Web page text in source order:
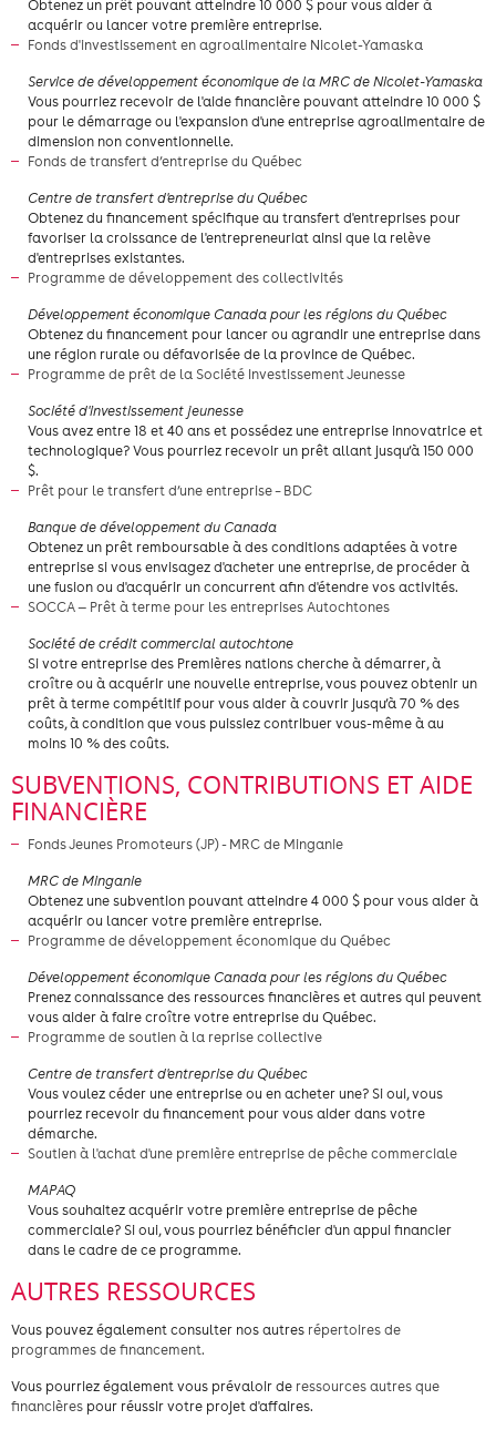
Obtenez un prêt pouvant atteindre 10 000 $ pour vous aider à
acquérir ou lancer votre première entreprise.
Fonds d'investissement en agroalimentaire Nicolet-Yamaska
Service de développement économique de la MRC de Nicolet-Yamaska
Vous pourriez recevoir de l'aide financière pouvant atteindre 10 000 $
pour le démarrage ou l'expansion d'une entreprise agroalimentaire de
dimension non conventionnelle.
Fonds de transfert d’entreprise du Québec
Centre de transfert d'entreprise du Québec
Obtenez du financement spécifique au transfert d'entreprises pour
favoriser la croissance de l'entrepreneuriat ainsi que la relève
d'entreprises existantes.
Programme de développement des collectivités
Développement économique Canada pour les régions du Québec
Obtenez du financement pour lancer ou agrandir une entreprise dans
une région rurale ou défavorisée de la province de Québec.
Programme de prêt de la Société Investissement Jeunesse
Société d'investissement jeunesse
​Vous avez entre 18 et 40 ans et possédez une entreprise innovatrice et
technologique? Vous pourriez recevoir un prêt allant jusqu’à 150 000
$.
Prêt pour le transfert d’une entreprise – BDC
Banque de développement du Canada
Obtenez un prêt remboursable à des conditions adaptées à votre
entreprise si vous envisagez d'acheter une entreprise, de procéder à
une fusion ou d'acquérir un concurrent afin d'étendre vos activités.
SOCCA — Prêt à terme pour les entreprises Autochtones
Société de crédit commercial autochtone
Si votre entreprise des Premières nations cherche à démarrer, à
croître ou à acquérir une nouvelle entreprise, vous pouvez obtenir un
prêt à terme compétitif pour vous aider à couvrir jusqu’à 70 % des
coûts, à condition que vous puissiez contribuer vous-même à au
moins 10 % des coûts.
SUBVENTIONS, CONTRIBUTIONS ET AIDE
FINANCIÈRE
Fonds Jeunes Promoteurs (JP) - MRC de Minganie
​MRC de Minganie
Obtenez une subvention pouvant atteindre 4 000 $ pour vous aider à
acquérir ou lancer votre première entreprise.
Programme de développement économique du Québec
Développement économique Canada pour les régions du Québec
Prenez connaissance des ressources financières et autres qui peuvent
vous aider à faire croître votre entreprise du Québec.
Programme de soutien à la reprise collective
Centre de transfert d'entreprise du Québec
​Vous voulez céder une entreprise ou en acheter une? Si oui, vous
pourriez recevoir du financement pour vous aider dans votre
démarche.
Soutien à l'achat d'une première entreprise de pêche commerciale
​MAPAQ
Vous souhaitez acquérir votre première entreprise de pêche
commerciale? Si oui, vous pourriez bénéficier d'un appui financier
dans le cadre de ce programme.
AUTRES RESSOURCES
Vous pouvez également consulter nos autres répertoires de
programmes de financement.
Vous pourriez également vous prévaloir de ressources autres que
financières pour réussir votre projet d'affaires.